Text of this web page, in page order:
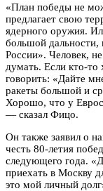
«План победы не
предлагает свою
ядерного оружия.
большой
России». Человек,
думать. Если кто-то
говорить: «Дайте
ракеты большой и
Хорошо, что у
— сказал Фицо.
Он также заявил о
честь 80-летия
следующего года.
приехать в Москву
это мой личный